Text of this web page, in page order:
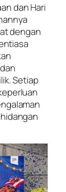
dan Hari
dengan
Setiap